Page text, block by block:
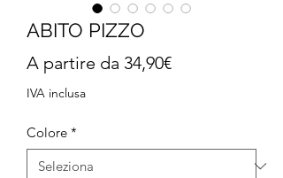
ABITO PIZZO
A partire da 34,90€Prezzo
IVA inclusa
Colore *